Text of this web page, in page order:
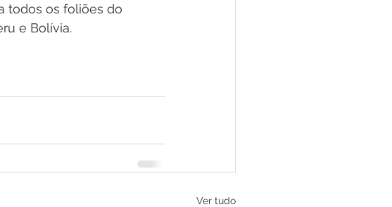
todos os foliões do
e Bolívia.
Ver tudo